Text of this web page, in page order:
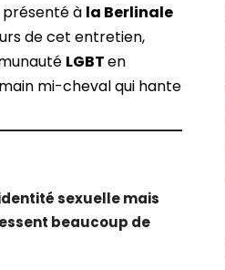
présenté à la Berlinale
de cet entretien,
LGBTen
mi-cheval qui hante
sexuelle mais
beaucoup de